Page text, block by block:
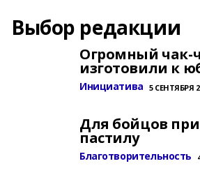
Выбор редакции
Огромный чак-
изготовили к
Инициатива 5 СЕНТЯБРЯ
Для бойцов
пастилу
Благотворительность